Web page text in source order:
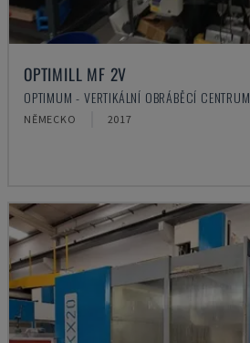
OPTIMILL MF 2V
OPTIMUM - VERTIKÁLNÍ OBRÁBĚCÍ CENTRUM
NĚMECKO 2017